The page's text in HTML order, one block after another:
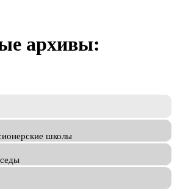
архивы:
школы